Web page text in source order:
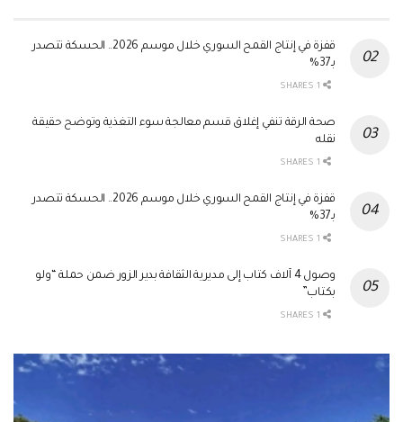
قفزة في إنتاج القمح السوري خلال موسم 2026.. الحسكة تتصدر
بـ37%
صحة الرقة تنفي إغلاق قسم معالجة سوء التغذية وتوضح حقيقة
نقله
قفزة في إنتاج القمح السوري خلال موسم 2026.. الحسكة تتصدر
بـ37%
وصول 4 آلاف كتاب إلى مديرية الثقافة بدير الزور ضمن حملة “ولو
بكتاب”